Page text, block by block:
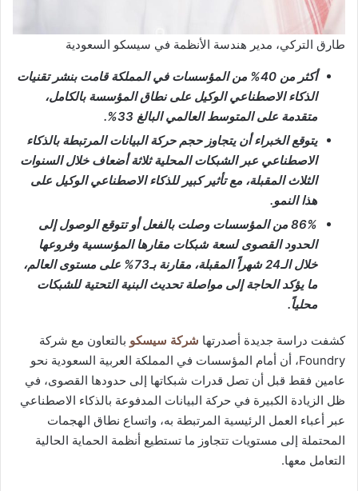
طارق التركي، مدير هندسة الأنظمة في سيسكو السعودية
أكثر من 40% من المؤسسات في المملكة قامت بنشر تقنيات
الذكاء الاصطناعي الوكيل على نطاق المؤسسة بالكامل،
متقدمة على المتوسط العالمي البالغ 33%.
يتوقع الخبراء أن يتجاوز حجم حركة البيانات المرتبطة بالذكاء
الاصطناعي عبر الشبكات المحلية ثلاثة أضعاف خلال السنوات
الثلاث المقبلة، مع تأثير كبير للذكاء الاصطناعي الوكيل على
هذا النمو.
86% من المؤسسات وصلت بالفعل أو تتوقع الوصول إلى
الحدود القصوى لسعة شبكات مقارها المؤسسية وفروعها
خلال الـ24 شهراً المقبلة، مقارنة بـ73% على مستوى العالم،
ما يؤكد الحاجة إلى مواصلة تحديث البنية التحتية للشبكات
محلياً.
كشفت دراسة جديدة أصدرتها شركة سيسكو بالتعاون مع شركة
Foundry، أن أمام المؤسسات في المملكة العربية السعودية نحو
عامين فقط قبل أن تصل قدرات شبكاتها إلى حدودها القصوى، في
ظل الزيادة الكبيرة في حركة البيانات المدفوعة بالذكاء الاصطناعي
عبر أعباء العمل الرئيسية المرتبطة به، واتساع نطاق الهجمات
المحتملة إلى مستويات تتجاوز ما تستطيع أنظمة الحماية الحالية
التعامل معها.